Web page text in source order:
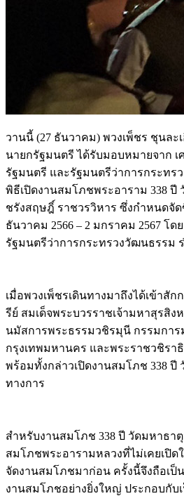
วานนี้ (27 ธันวาคม) พวงเพ็ชร ชุนละ
นายกรัฐมนตรี ได้รับมอบหมายจาก เ
รัฐมนตรี และรัฐมนตรีว่าการกระทร
พิธีเปิดงานสมโภชพระอาราม 338 ปี
ชรังสฤษฎิ์ ราชวรวิหาร ซึ่งกำหนดจั
ธันวาคม 2566 – 2 มกราคม 2567 โ
รัฐมนตรีว่าการกระทรวงวัฒนธรรม
เมื่อพวงเพ็ชรเดินทางมาถึงได้เข้าสั
รีย์ สมเด็จพระบวรราชเจ้ามหาสุรสิง
นมัสการพระธรรมวชิรมุนี กรรมการ
กรุงเทพมหานคร และพระราชวชิรา
พร้อมทั้งกล่าวเปิดงานสมโภช 338 ปี
ทางการ
สำหรับงานสมโภช 338 ปี วัดมหาธา
สมโภชพระอารามหลวงที่ไม่เคยเปิ
จัดงานสมโภชมาก่อน ครั้งนี้จึงถือเป็
งานสมโภชอย่างยิ่งใหญ่ ประกอบกับ